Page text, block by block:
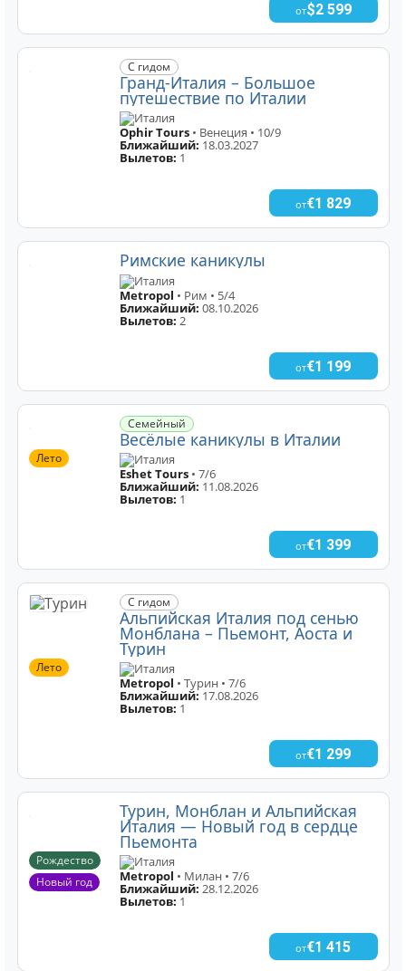
от$2 599
С гидом
Гранд-Италия – Большое
путешествие по Италии
Италия
Ophir Tours• Венеция • 10/9
Ближайший: 18.03.2027
Вылетов: 1
от€1 829
Римские каникулы
Италия
Metropol • Рим • 5/4
Ближайший: 08.10.2026
Вылетов: 2
от€1 199
Семейный
Весёлые каникулы в Италии
Лето
Италия
Eshet Tours• 7/6
Ближайший: 11.08.2026
Вылетов: 1
от€1 399
С гидом
Альпийская Италия под сенью
Монблана – Пьемонт, Аоста и
Турин
Лето
Италия
Metropol • Турин • 7/6
Ближайший:17.08.2026
Вылетов: 1
от€1 299
Турин, Монблан и Альпийская
Италия — Новый год в сердце
Пьемонта
Рождество
Новый год
Италия
Metropol • Милан • 7/6
Ближайший: 28.12.2026
Вылетов: 1
от€1 415